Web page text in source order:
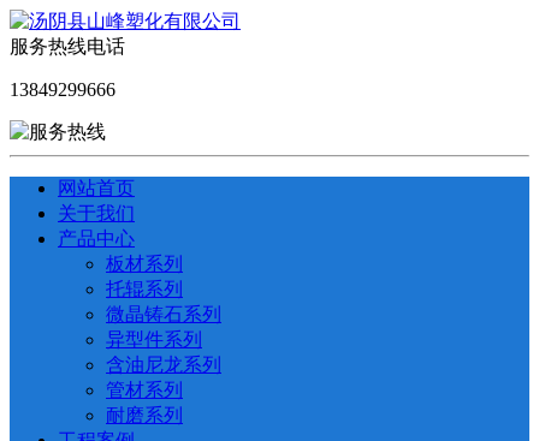
服务热线电话
13849299666
网站首页
关于我们
产品中心
板材系列
托辊系列
微晶铸石系列
异型件系列
含油尼龙系列
管材系列
耐磨系列